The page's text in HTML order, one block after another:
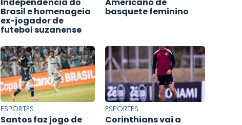
Brasil e homenageia
ex-jogador de
futebol suzanense
basquete feminino
ESPORTES
Santos faz jogo de
ESPORTES
Corinthians vai a